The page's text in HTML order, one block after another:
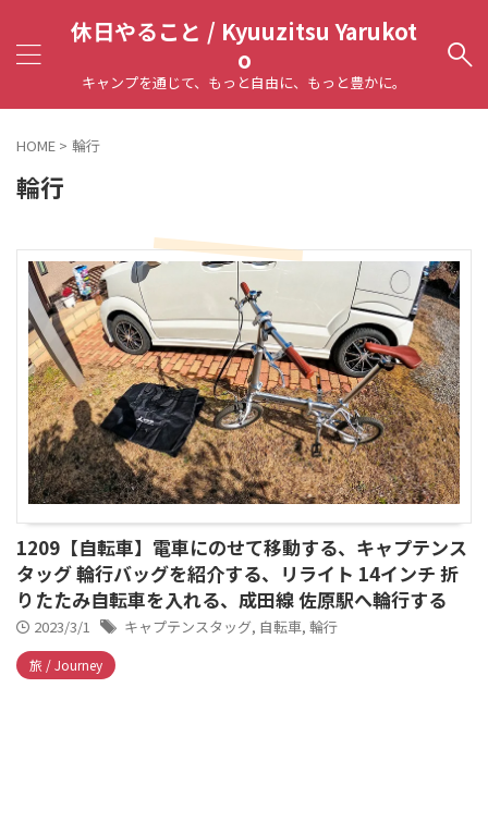
休日やること / Kyuuzitsu Yarukot
o
キャンプを通じて、もっと自由に、もっと豊かに。
HOME > 輪行
輪行
1209【自転車】電車にのせて移動する、キャプテンス
タッグ 輪行バッグを紹介する、リライト 14インチ 折
りたたみ自転車を入れる、成田線 佐原駅へ輪行する
2023/3/1 キャプテンスタッグ, 自転車, 輪行
旅 / Journey